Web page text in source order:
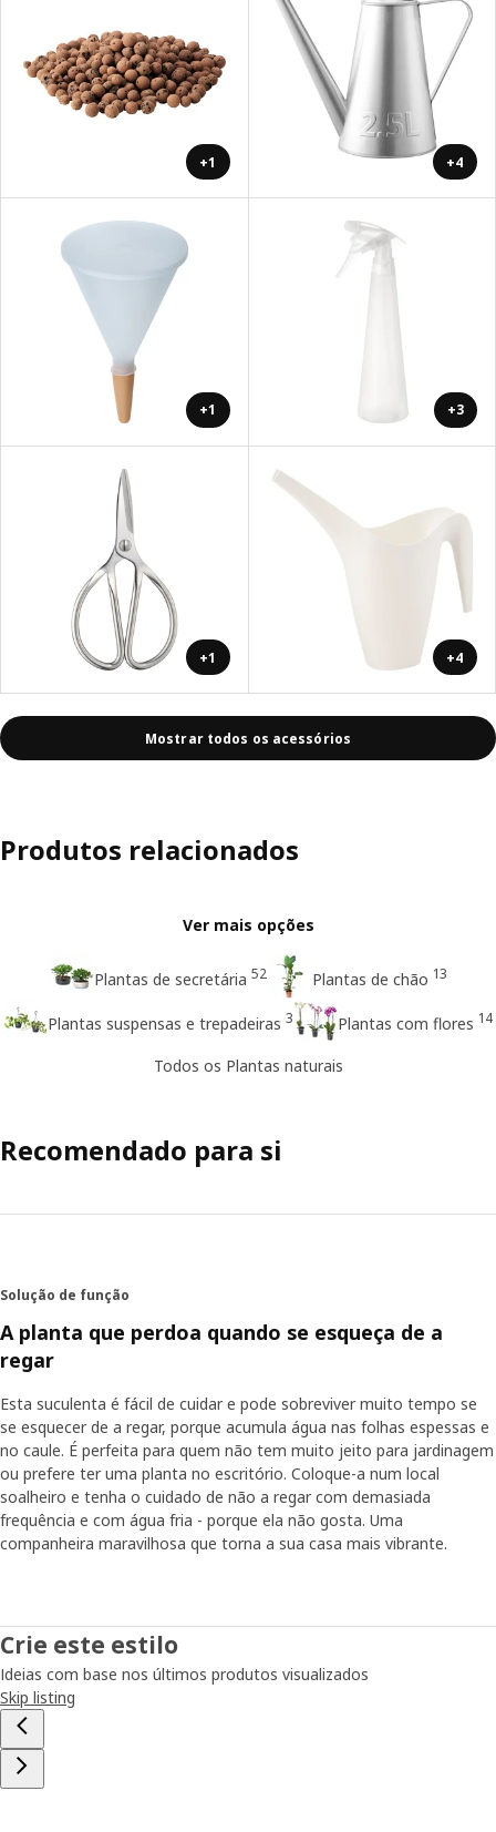
+1 +4
+1 +3
+1 +4
Mostrar todos os acessórios
Produtos relacionados
Ver mais opções
Plantas de secretária 52 Plantas de chão 13
Plantas suspensas e trepadeiras 3 Plantas com flores 14
Todos os Plantas naturais
Recomendado para si
Solução de função
A planta que perdoa quando se esqueça de a
regar
Esta suculenta é fácil de cuidar e pode sobreviver muito tempo se
se esquecer de a regar, porque acumula água nas folhas espessas e
no caule. É perfeita para quem não tem muito jeito para jardinagem
ou prefere ter uma planta no escritório. Coloque-a num local
soalheiro e tenha o cuidado de não a regar com demasiada
frequência e com água fria - porque ela não gosta. Uma
companheira maravilhosa que torna a sua casa mais vibrante.
Crie este estilo
Ideias com base nos últimos produtos visualizados
Skip listing